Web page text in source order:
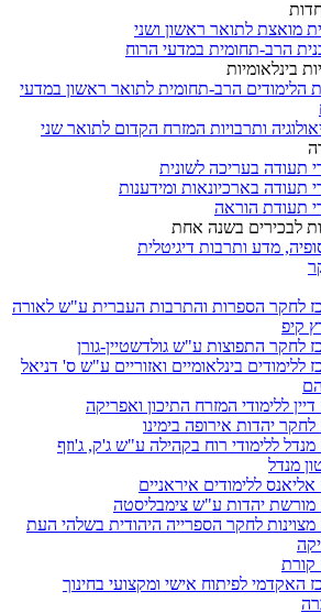
מואצת לתואר ראשון ושני
הרב-תחומית במדעי הרוח
בינלאומיות
הלימודים הרב-תחומית לתואר ראשון במדעי
ותרבויות המזרח הקדום לתואר שני
תעודה בעריכה לשונית
תעודה בארכיונאות ומידענות
תעודת הוראה
לבכירים בשנה אחת
מדע ותרבות דיגיטלית
לחקר הספרות והתרבות העברית ע"ש לאורה
קיפ
לחקר התפוצות ע"ש גולדשטיין-גורן
ללימודים בינלאומיים ואזוריים ע"ש ס' דניאל
ללימודי המזרח התיכון ואפריקה
לחקר יהדות אירופה בימינו
מנדל ללימודי רוח בקהילה ע"ש ג'ק, ג'וזף
מנדל
אליאנס ללימודים איראניים
מורשת יהדות ע"ש צימבליסטה
מצוינות לחקר הספרייה היהודית בשלהי העת
קורת
האקדמי לפיתוח אישי ומקצועי בחינוך